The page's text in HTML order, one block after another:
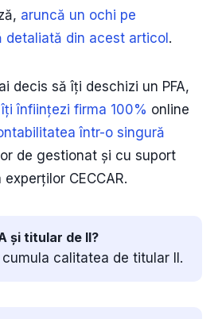
aruncă un ochi pe
detaliată din acest articol.
decis să îți deschizi un PFA,
înființezi firma 100% online
într-o singură
de gestionat și cu suport
CECCAR.
și titular de II?
cumula calitatea de titular II.